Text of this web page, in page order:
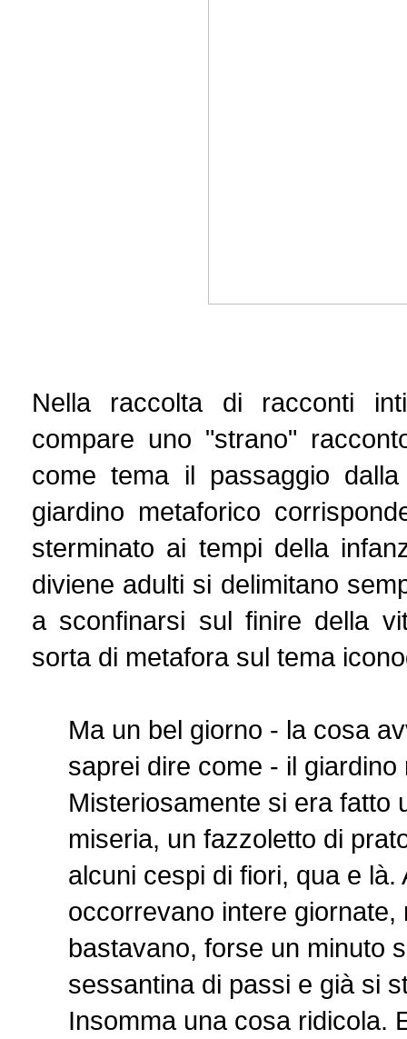
Nella raccolta di racconti
compare uno "strano"
come tema il passaggio
giardino metaforico
sterminato ai tempi della
diviene adulti si delimitano
a sconfinarsi sul finire della
sorta di metafora sul tema
Ma un bel giorno - la cosa
saprei dire come - il
Misteriosamente si era fatto
miseria, un fazzoletto di
alcuni cespi di fiori, qua e
occorrevano intere
bastavano, forse un minuto
sessantina di passi e già si
Insomma una cosa ridicola.